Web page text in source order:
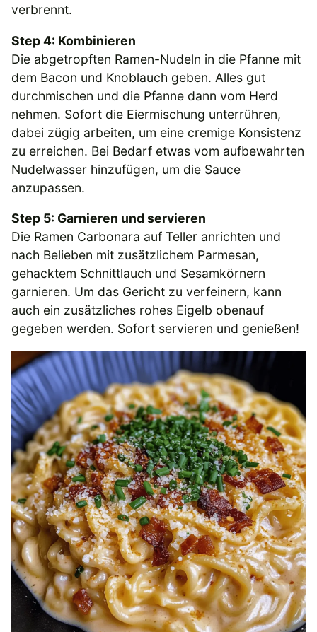
verbrennt.
Step 4: Kombinieren
Die abgetropften Ramen-Nudeln in die Pfanne mit
dem Bacon und Knoblauch geben. Alles gut
durchmischen und die Pfanne dann vom Herd
nehmen. Sofort die Eiermischung unterrühren,
dabei zügig arbeiten, um eine cremige Konsistenz
zu erreichen. Bei Bedarf etwas vom aufbewahrten
Nudelwasser hinzufügen, um die Sauce
anzupassen.
Step 5: Garnieren und servieren
Die Ramen Carbonara auf Teller anrichten und
nach Belieben mit zusätzlichem Parmesan,
gehacktem Schnittlauch und Sesamkörnern
garnieren. Um das Gericht zu verfeinern, kann
auch ein zusätzliches rohes Eigelb obenauf
gegeben werden. Sofort servieren und genießen!